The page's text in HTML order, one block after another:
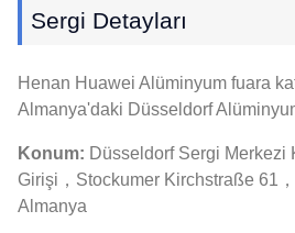
Sergi Detayları
Henan Huawei Alüminyum fuara
Almanya'daki Düsseldorf
Konum: Düsseldorf Sergi Merkezi
Girişi，Stockumer Kirchstraße 61
Almanya